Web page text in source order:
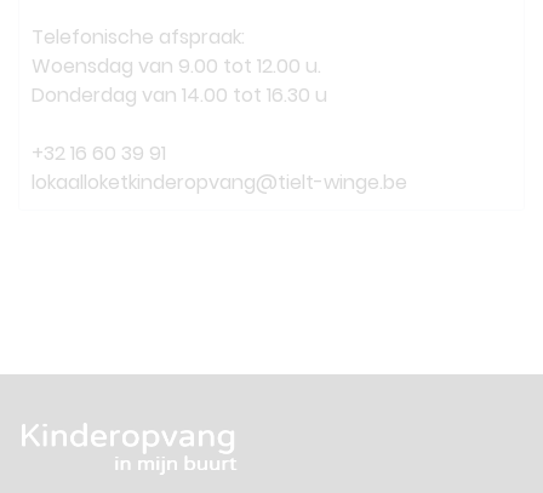
Telefonische afspraak:
Woensdag van 9.00 tot 12.00 u.
Donderdag van 14.00 tot 16.30 u
+32 16 60 39 91
lokaalloketkinderopvang@tielt-winge.be